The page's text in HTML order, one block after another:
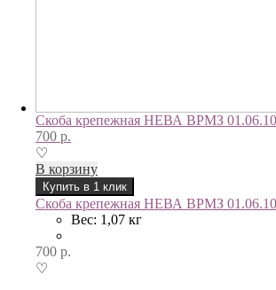
Скоба крепежная НЕВА ВРМЗ
700 р.
♡
В корзину
Купить в 1 клик
Скоба крепежная НЕВА ВРМЗ
Вес: 1,07 кг
700 р.
♡